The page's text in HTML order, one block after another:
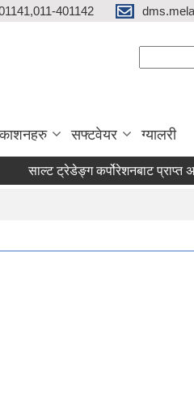
401142
सफ्टवेयर ग्यालरी
साल्ट ट्रेडेङ्ग कर्पोरेशनबाट प्राप्त